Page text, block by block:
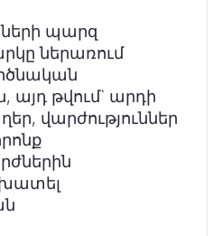
պարզ
ներառում
այդ թվում` արդի
վարժություններ